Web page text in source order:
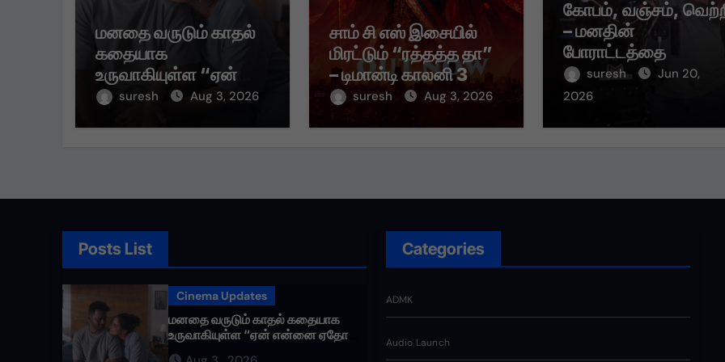
மனதை வருடும் காதல்
கதையாக
உருவாகியுள்ள “ஏன்
என்னை ஏதோ
suresh Aug 3, 2026
சாம் சி எஸ் இசையில்
மிரட்டும் “ரத்தத்த தா”
– டிமான்டி காலனி 3
முதல் பாடல் ரசிகர்களை
suresh Aug 3, 2026
கோபம், வஞ்சம்,
– மனதின்
போராட்டத்தை
சொல்லும் “வஞ்சம்
பாடல்!
suresh
Jun 20,
2026
Posts List
Cinema Updates
மனதை வருடும் காதல் கதையாக
உருவாகியுள்ள “ஏன் என்னை ஏதோ
Categories
ADMK
Audio Launch